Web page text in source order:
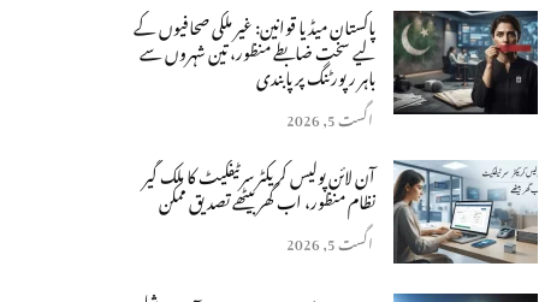
پاکستان میڈیا قوانین: غیر ملکی صحافیوں کے
لیے سخت ضابطے منظور، تین شہروں سے
باہر رپورٹنگ پر پابندی
اگست 5, 2026
آن لائن پولیس کریکٹر سرٹیفکیٹ کا ملک گیر
نظام منظور، اب گھر بیٹھے تصدیق ممکن
اگست 5, 2026